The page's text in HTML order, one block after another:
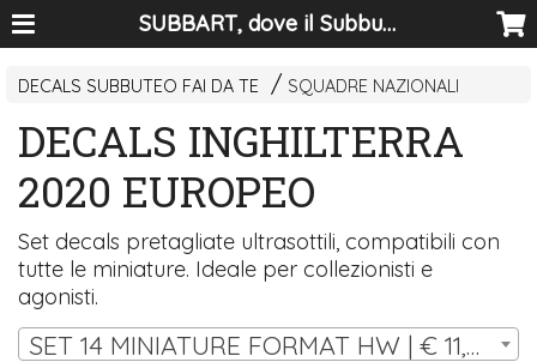
SUBBART, dove il Subbuteo diventa arte
DECALS SUBBUTEO FAI DA TE SQUADRE NAZIONALI
DECALS INGHILTERRA
2020 EUROPEO
Set decals pretagliate ultrasottili, compatibili con
tutte le miniature. Ideale per collezionisti e
agonisti.
SET 14 MINIATURE FORMAT HW | € 11,00